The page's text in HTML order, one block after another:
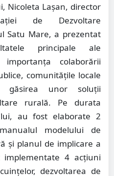
Nicoleta Lașan, director
de Dezvoltare
Satu Mare, a prezentat
principale ale
colaborării
comunitățile locale
găsirea unor soluții
rurală. Pe durata
au fost elaborate 2
modelului de
și planul de implicare a
4 acțiuni
dezvoltarea de